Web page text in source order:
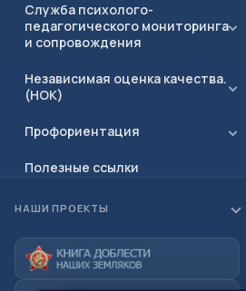
Служба психолого-
педагогического мониторинга
и сопровождения
Независимая оценка качества.
(НОК)
Профориентация
Полезные ссылки
Документы
Приёмная
Контакты
НАШИ ПРОЕКТЫ